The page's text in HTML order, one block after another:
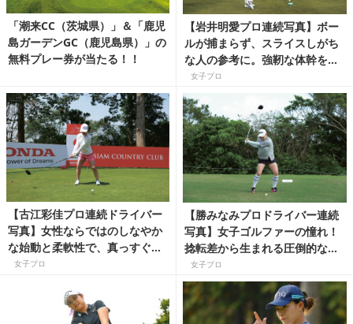
「潮来CC（茨城県）」＆「鹿児
島ガーデンGC（鹿児島県）」の
無料プレー券が当たる！！
【岩井明愛プロ連続写真】ボー
ルが捕まらず、スライスしがち
な人の参考に。強靭な体幹をも
つパワー系。低いプレーンと開
かない胸に注目！
女子プロ
【古江彩佳プロ連続ドライバー
写真】女性ならではのしなやか
な始動と柔軟性で、真っすぐ遠
くに飛ばす
女子プロ
【勝みなみプロドライバー連続
写真】女子ゴルファーの憧れ！
捻転差から生まれる圧倒的な飛
距離
女子プロ